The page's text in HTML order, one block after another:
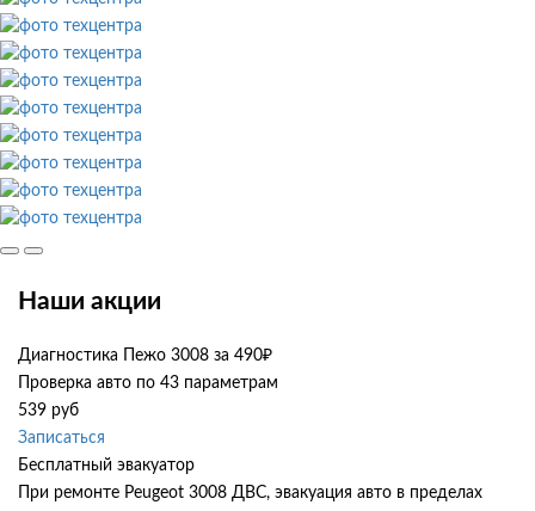
Наши акции
Диагностика Пежо 3008 за 490₽
Проверка авто по 43 параметрам
539 руб
Записаться
Бесплатный эвакуатор
При ремонте Peugeot 3008 ДВС, эвакуация авто в пределах